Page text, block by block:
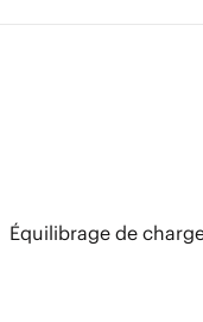
Équilibrage de